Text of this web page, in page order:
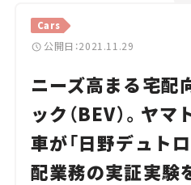
Cars
公開日：2021.11.29
ニーズ高まる宅配
ック（BEV）。ヤ
車が「日野デュト
配業務の実証実験
Cars
Lifestyle
Traffic
Special